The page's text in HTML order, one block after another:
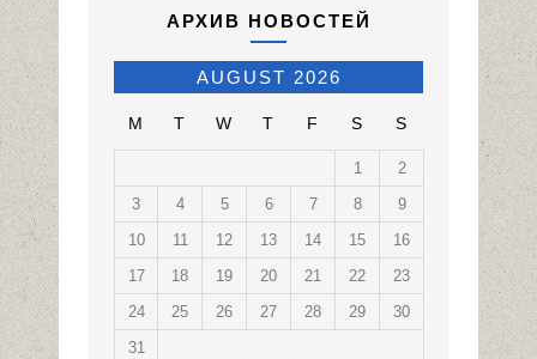
АРХИВ НОВОСТЕЙ
AUGUST 2026
M T W T F S S
1
2
3
4 5 6 7 8
9
10
11 12 13 14 15
16
17
18 19 20 21 22
23
24
25 26 27 28 29
30
31